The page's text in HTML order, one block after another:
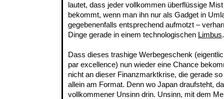
lautet, dass jeder vollkommen überflüssige
bekommt, wenn man ihn nur als Gadget in
gegebenenfalls entsprechend aufmotzt –
Dinge gerade in einem technologischen Limbus.
Dass dieses trashige Werbegeschenk
par excellence) nun wieder eine Chance
nicht an dieser Finanzmarktkrise, die gerade
allein am Format. Denn wo Japan draufsteht,
vollkommener Unsinn drin. Unsinn, mit dem